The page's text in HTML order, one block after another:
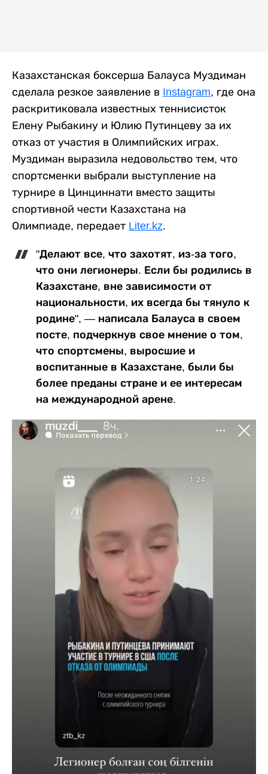
Казахстанская боксерша Балауса Муздиман
сделала резкое заявление в Instagram, где она
раскритиковала известных теннисисток
Елену Рыбакину и Юлию Путинцеву за их
отказ от участия в Олимпийских играх.
Муздиман выразила недовольство тем, что
спортсменки выбрали выступление на
турнире в Цинциннати вместо защиты
спортивной чести Казахстана на
Олимпиаде, передает Liter.kz.
"Делают все, что захотят, из-за того,
что они легионеры. Если бы родились в
Казахстане, вне зависимости от
национальности, их всегда бы тянуло к
родине", — написала Балауса в своем
посте, подчеркнув свое мнение о том,
что спортсмены, выросшие и
воспитанные в Казахстане, были бы
более преданы стране и ее интересам
на международной арене.